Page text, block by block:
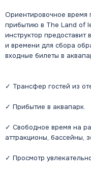
Ориентировочное время
прибытию в The Land of
инструктор
и времени для сбора
входные билеты в
✓ Трансфер гостей из
✓ Прибытие в аквапарк.
✓ Свободное время на
аттракционы, бассейны,
✓ Просмотр